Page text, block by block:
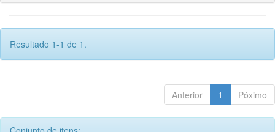
Resultado 1-1 de 1.
Anterior 1 Póximo